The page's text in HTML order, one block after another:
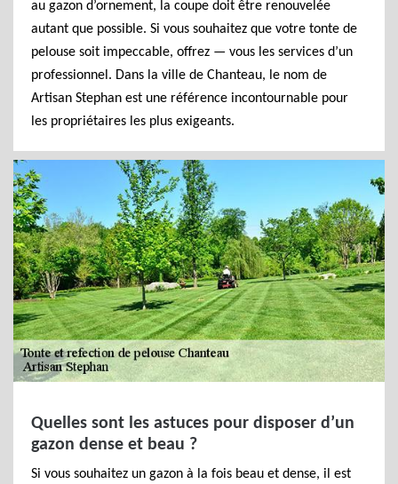
au gazon d’ornement, la coupe doit être renouvelée
autant que possible. Si vous souhaitez que votre tonte de
pelouse soit impeccable, offrez — vous les services d’un
professionnel. Dans la ville de Chanteau, le nom de
Artisan Stephan est une référence incontournable pour
les propriétaires les plus exigeants.
Quelles sont les astuces pour disposer d’un
gazon dense et beau ?
Si vous souhaitez un gazon à la fois beau et dense, il est